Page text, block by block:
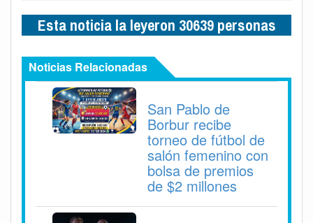
Esta noticia la leyeron 30639 personas
Noticias Relacionadas
San Pablo de
Borbur recibe
torneo de fútbol de
salón femenino con
bolsa de premios
de $2 millones